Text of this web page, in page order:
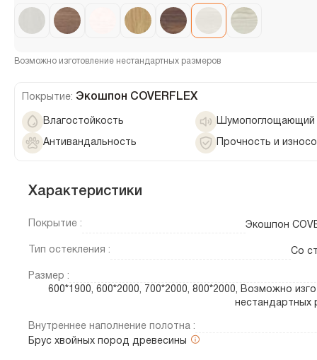
Возможно изготовление нестандартных размеров
Покрытие: Экошпон COVERFLEX
Влагостойкость Шумопоглощающий
Антивандальность Прочность и
Характеристики
Покрытие : Экошпон
Тип остекления : Со
Размер :
600*1900, 600*2000, 700*2000, 800*2000, Возможно
нестандартных
Внутреннее наполнение полотна :
Брус хвойных пород древесины